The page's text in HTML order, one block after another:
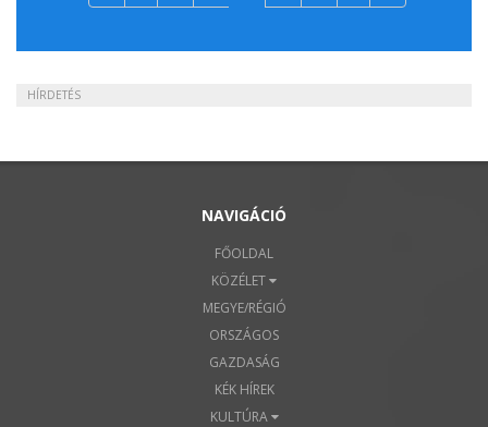
HÍRDETÉS
NAVIGÁCIÓ
FŐOLDAL
KÖZÉLET
MEGYE/RÉGIÓ
ORSZÁGOS
GAZDASÁG
KÉK HÍREK
KULTÚRA